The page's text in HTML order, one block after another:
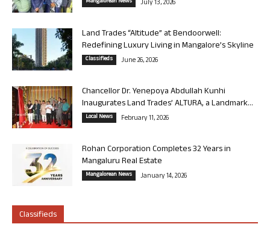
July 13, 2026
Land Trades “Altitude” at Bendoorwell:
Redefining Luxury Living in Mangalore’s Skyline
Classifieds June 26, 2026
Chancellor Dr. Yenepoya Abdullah Kunhi
Inaugurates Land Trades’ ALTURA, a Landmark...
Local News February 11, 2026
Rohan Corporation Completes 32 Years in
Mangaluru Real Estate
Mangalorean News January 14, 2026
Classifieds